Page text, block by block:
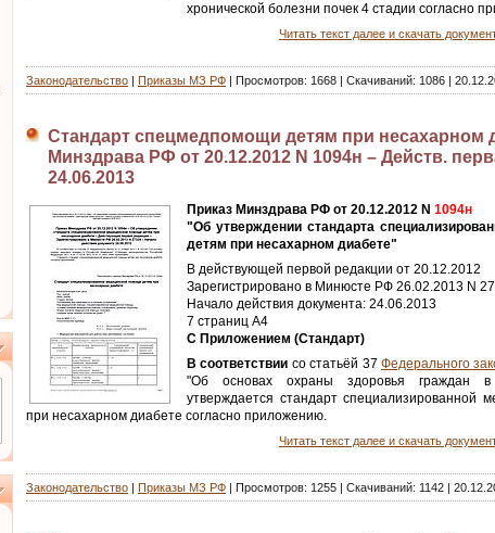
хронической болезни почек 4 стадии согласно
Читать текст далее и скачать
Законодательство | Приказы МЗ РФ | Просмотров: 1668 | Скачиваний: 1086 |
Стандарт спецмедпомощи детям при несахарном
Минздрава РФ от 20.12.2012 N 1094н – Действ.
24.06.2013
Приказ Минздрава РФ от 20.12.2012 N 1094н
"Об утверждении стандарта
детям при несахарном диабете"
В действующей первой редакции от 20.12.2012
Зарегистрировано в Минюсте РФ 26.02.2013 N
Начало действия документа: 24.06.2013
7 страниц А4
С Приложением (Стандарт)
В соответствии со статьёй 37Федерального
"Об основах охраны здоровья граждан в
утверждается стандарт специализированной
при несахарном диабете согласно приложению.
Читать текст далее и скачать
Законодательство | Приказы МЗ РФ | Просмотров: 1255 | Скачиваний: 1142 |